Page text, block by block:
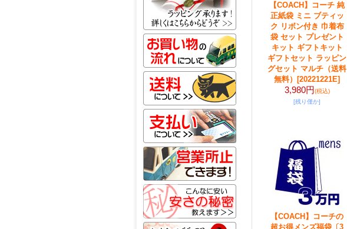
【COACH】コーチ 純
正紙袋 ミニ ブティッ
ク リボン付き 巾着布
袋 セット プレゼント
キット ギフトキット
ギフトセット ラッピン
グセット マルチ（送料
無料）
[20221221E]
3,980円(税込)
[残り僅か]
【COACH】コーチの
超お得メンズ福袋〔3